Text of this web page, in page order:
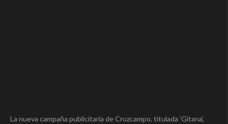
La nueva campaña publicitaria de Cruzcampo, titulada ‘Gitana’,